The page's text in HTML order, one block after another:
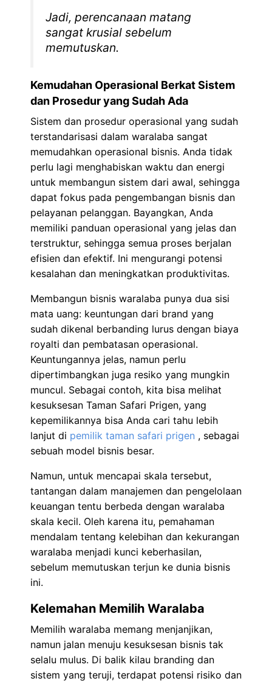
Jadi, perencanaan matang
sangat krusial sebelum
memutuskan.
Kemudahan Operasional Berkat Sistem
dan Prosedur yang Sudah Ada
Sistem dan prosedur operasional yang sudah
terstandarisasi dalam waralaba sangat
memudahkan operasional bisnis. Anda tidak
perlu lagi menghabiskan waktu dan energi
untuk membangun sistem dari awal, sehingga
dapat fokus pada pengembangan bisnis dan
pelayanan pelanggan. Bayangkan, Anda
memiliki panduan operasional yang jelas dan
terstruktur, sehingga semua proses berjalan
efisien dan efektif. Ini mengurangi potensi
kesalahan dan meningkatkan produktivitas.
Membangun bisnis waralaba punya dua sisi
mata uang: keuntungan dari brand yang
sudah dikenal berbanding lurus dengan biaya
royalti dan pembatasan operasional.
Keuntungannya jelas, namun perlu
dipertimbangkan juga resiko yang mungkin
muncul. Sebagai contoh, kita bisa melihat
kesuksesan Taman Safari Prigen, yang
kepemilikannya bisa Anda cari tahu lebih
lanjut di pemilik taman safari prigen , sebagai
sebuah model bisnis besar.
Namun, untuk mencapai skala tersebut,
tantangan dalam manajemen dan pengelolaan
keuangan tentu berbeda dengan waralaba
skala kecil. Oleh karena itu, pemahaman
mendalam tentang kelebihan dan kekurangan
waralaba menjadi kunci keberhasilan,
sebelum memutuskan terjun ke dunia bisnis
ini.
Kelemahan Memilih Waralaba
Memilih waralaba memang menjanjikan,
namun jalan menuju kesuksesan bisnis tak
selalu mulus. Di balik kilau branding dan
sistem yang teruji, terdapat potensi risiko dan